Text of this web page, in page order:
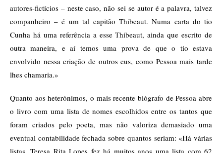
autores-fictícios – neste caso, não sei se autor é a palavra, talvez
companheiro – é um tal capitão Thibeaut. Numa carta do tio
Cunha há uma referência a esse Thibeaut, ainda que escrito de
outra maneira, e aí temos uma prova de que o tio estava
envolvido nessa criação de outros eus, como Pessoa mais tarde
lhes chamaria.»
Quanto aos heterónimos, o mais recente biógrafo de Pessoa abre
o livro com uma lista de nomes escolhidos entre os tantos que
foram criados pelo poeta, mas não valoriza demasiado uma
eventual contabilidade fechada sobre quantos seriam: «Há várias
listas. Teresa Rita Lopes fez há muitos anos uma lista com 62